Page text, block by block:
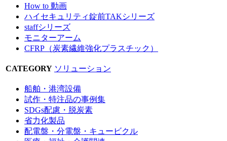
How to 動画
ハイセキュリティ錠前TAKシリーズ
staffシリーズ
モニターアーム
CFRP（炭素繊維強化プラスチック）
CATEGORY ソリューション
船舶・港湾設備
試作・特注品の事例集
SDGs配慮・脱炭素
省力化製品
配電盤・分電盤・キュービクル